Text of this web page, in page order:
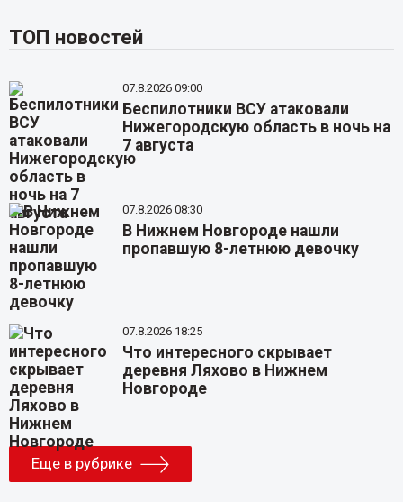
ТОП новостей
07.8.2026 09:00
Беспилотники ВСУ атаковали
Нижегородскую область в ночь на
7 августа
07.8.2026 08:30
В Нижнем Новгороде нашли
пропавшую 8-летнюю девочку
07.8.2026 18:25
Что интересного скрывает
деревня Ляхово в Нижнем
Новгороде
Еще в рубрике